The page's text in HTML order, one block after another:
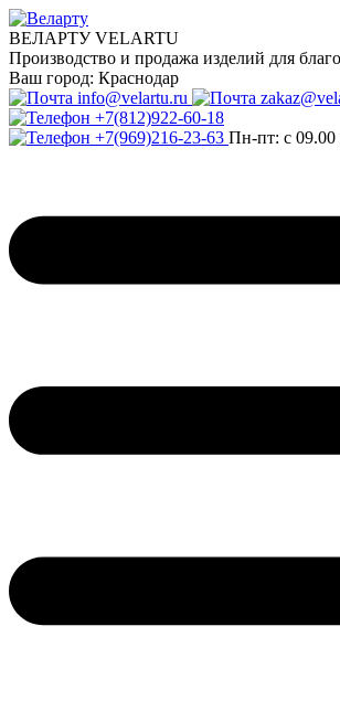
ВЕЛАРТУ VELARTU
Производство и продажа изделий для
Ваш город: Краснодар
info@velartu.ru
+7(812)922-60-18
+7(969)216-23-63 Пн-пт: с 09.00